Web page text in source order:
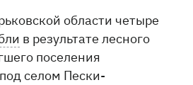
области четыре
в результате лесного
поселения
селом Пески-